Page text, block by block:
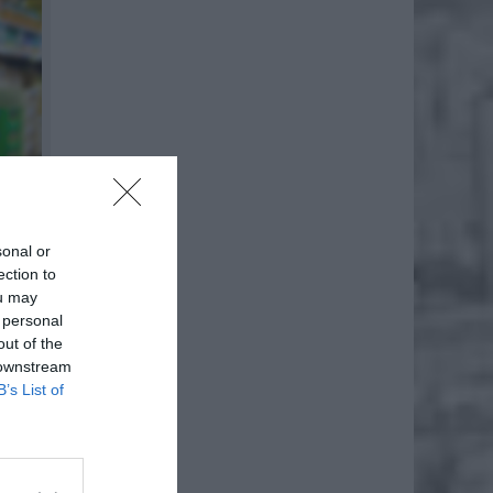
or
to
may
of the
List of